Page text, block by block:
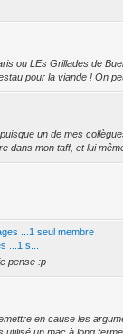
ou LEs Grillades de
pour la viande ! On
un de mes
dans mon taff, et lui
...1 seul membre
...1 s...
pense :p
en cause les